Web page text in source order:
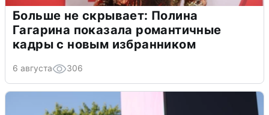
Больше не скрывает: Полина
Гагарина показала романтичные
кадры с новым избранником
6 августа 306